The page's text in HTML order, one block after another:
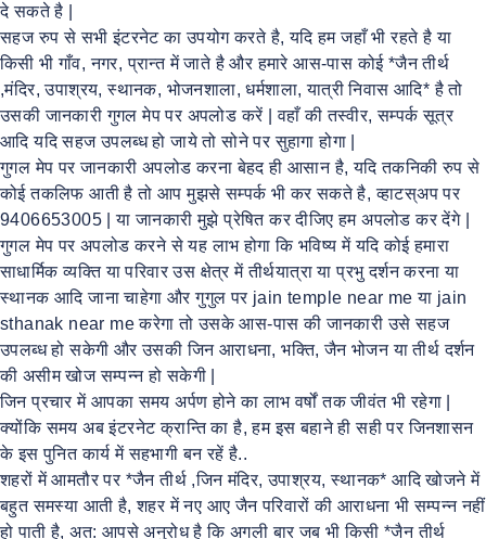
दे सकते है |
सहज रुप से सभी इंटरनेट का उपयोग करते है, यदि हम जहाँ भी रहते है या
किसी भी गाँव, नगर, प्रान्त में जाते है और हमारे आस-पास कोई *जैन तीर्थ
,मंदिर, उपाश्रय, स्थानक, भोजनशाला, धर्मशाला, यात्री निवास आदि* है तो
उसकी जानकारी गुगल मेप पर अपलोड करें | वहाँ की तस्वीर, सम्पर्क सूत्र
आदि यदि सहज उपलब्ध हो जाये तो सोने पर सुहागा होगा |
गुगल मेप पर जानकारी अपलोड करना बेहद ही आसान है, यदि तकनिकी रुप से
कोई तकलिफ आती है तो आप मुझसे सम्पर्क भी कर सकते है, व्हाटस्अप पर
9406653005 | या जानकारी मुझे प्रेषित कर दीजिए हम अपलोड कर देंगे |
गुगल मेप पर अपलोड करने से यह लाभ होगा कि भविष्य में यदि कोई हमारा
साधार्मिक व्यक्ति या परिवार उस क्षेत्र में तीर्थयात्रा या प्रभु दर्शन करना या
स्थानक आदि जाना चाहेगा और गुगुल पर jain temple near me या jain
sthanak near me करेगा तो उसके आस-पास की जानकारी उसे सहज
उपलब्ध हो सकेगी और उसकी जिन आराधना, भक्ति, जैन भोजन या तीर्थ दर्शन
की असीम खोज सम्पन्न हो सकेगी |
जिन प्रचार में आपका समय अर्पण होने का लाभ वर्षों तक जीवंत भी रहेगा |
क्योंकि समय अब इंटरनेट क्रान्ति का है, हम इस बहाने ही सही पर जिनशासन
के इस पुनित कार्य में सहभागी बन रहें है..
शहरों में आमतौर पर *जैन तीर्थ ,जिन मंदिर, उपाश्रय, स्थानक* आदि खोजने में
बहुत समस्या आती है, शहर में नए आए जैन परिवारों की आराधना भी सम्पन्न नहीं
हो पाती है, अत: आपसे अनुरोध है कि अगली बार जब भी किसी *जैन तीर्थ